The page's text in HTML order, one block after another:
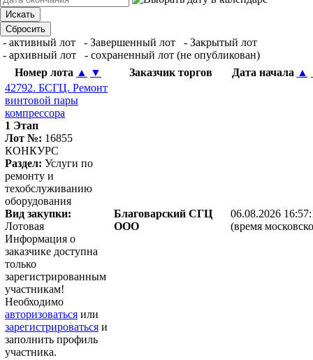
- активный лот - Завершенный лот
- Закрытый лот
- архивный лот
- сохраненный лот (не опубликован)
Номер лота ▲ ▼ Заказчик торгов Дата начала ▲
42792. БСГЦ. Ремонт
винтовой пары
компрессора
1 Этап
Лот №: 16855
КОНКУРС
Раздел: Услуги по
ремонту и
техобслуживанию
оборудования
Вид закупки:
Лотовая
Информация о
заказчике доступна
только
зарегистрированным
участникам!
Необходимо
авторизоваться или
зарегистрироваться и
заполнить профиль
участника.
Благоварский СГЦ
ООО
06.08.2026
(время